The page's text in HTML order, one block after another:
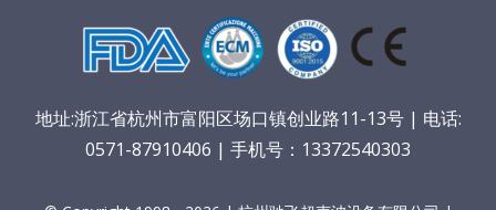
地址:浙江省杭州市富阳区场口镇创业路11-13号 | 电话:
0571-87910406 | 手机号：13372540303